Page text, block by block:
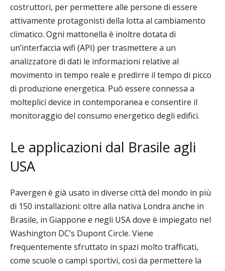
costruttori, per permettere alle persone di essere
attivamente protagonisti della lotta al cambiamento
climatico. Ogni mattonella è inoltre dotata di
un’interfaccia wifi (API) per trasmettere a un
analizzatore di dati le informazioni relative al
movimento in tempo reale e predirre il tempo di picco
di produzione energetica. Può essere connessa a
molteplici device in contemporanea e consentire il
monitoraggio del consumo energetico degli edifici.
Le applicazioni dal Brasile agli
USA
Pavergen è già usato in diverse città del mondo in più
di 150 installazioni: oltre alla nativa Londra anche in
Brasile, in Giappone e negli USA dove è impiegato nel
Washington DC’s Dupont Circle. Viene
frequentemente sfruttato in spazi molto trafficati,
come scuole o campi sportivi, così da permettere la